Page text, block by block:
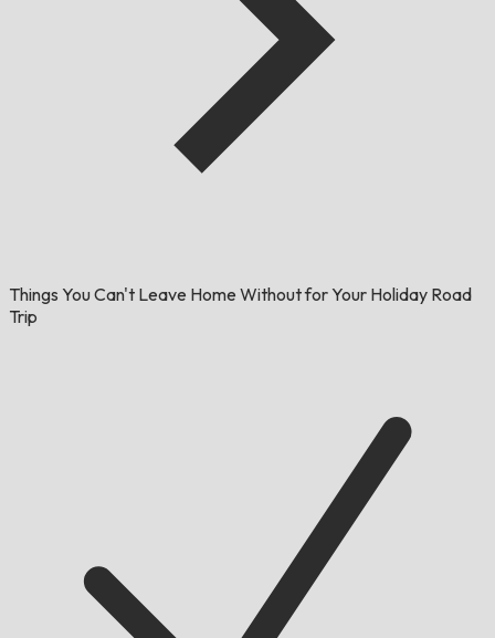
Things You Can't Leave Home Without for Your Holiday Road
Trip